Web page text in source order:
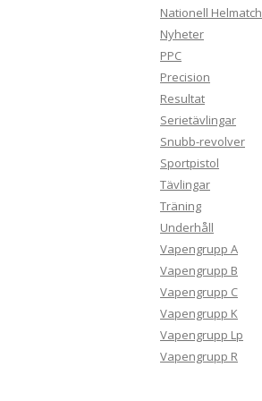
Nationell Helmatch
Nyheter
PPC
Precision
Resultat
Serietävlingar
Snubb-revolver
Sportpistol
Tävlingar
Träning
Underhåll
Vapengrupp A
Vapengrupp B
Vapengrupp C
Vapengrupp K
Vapengrupp Lp
Vapengrupp R